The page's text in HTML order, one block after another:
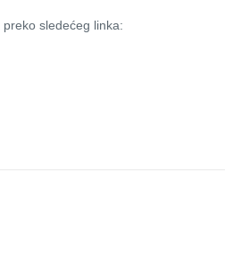
sledećeg linka: